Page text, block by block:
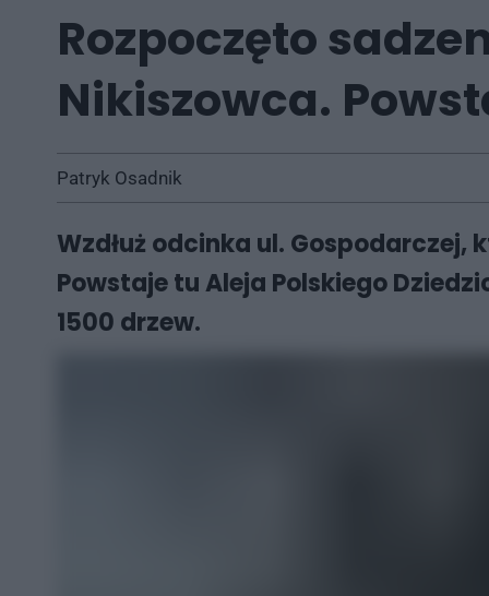
Rozpoczęto
Nikiszowca.
Patryk Osadnik
Wzdłuż odcinka ul.
Powstaje tu Aleja Polskiego
1500 drzew.